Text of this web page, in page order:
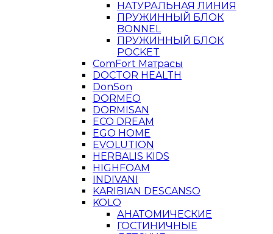
НАТУРАЛЬНАЯ ЛИНИЯ
ПРУЖИННЫЙ БЛОК
BONNEL
ПРУЖИННЫЙ БЛОК
POCKET
ComFort Матрасы
DOCTOR HEALTH
DonSon
DORMEO
DORMISAN
ECO DREAM
EGO HOME
EVOLUTION
HERBALIS KIDS
HIGHFOAM
INDIVANI
KARIBIAN DESCANSO
KOLO
АНАТОМИЧЕСКИЕ
ГОСТИНИЧНЫЕ